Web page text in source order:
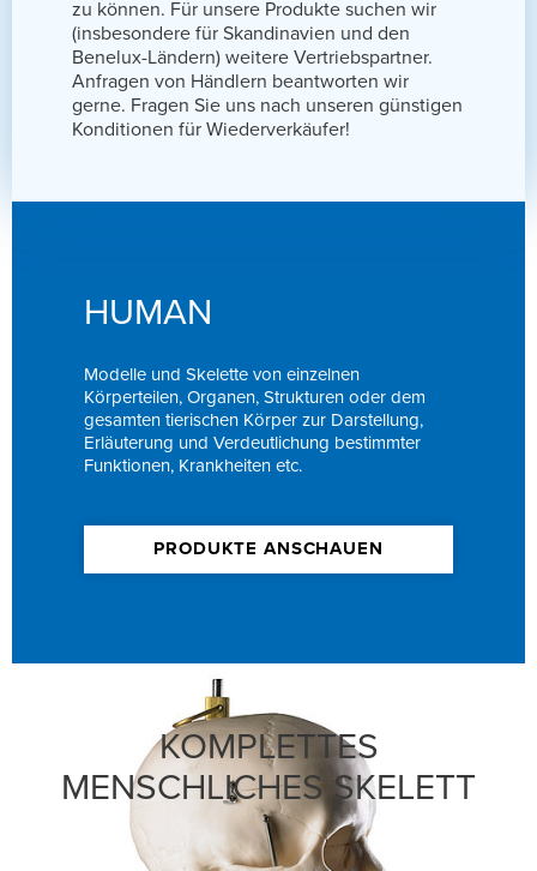
zu können. Für unsere Produkte suchen wir
(insbesondere für Skandinavien und den
Benelux-Ländern) weitere Vertriebspartner.
Anfragen von Händlern beantworten wir
gerne. Fragen Sie uns nach unseren günstigen
Konditionen für Wiederverkäufer!
HUMAN
Modelle und Skelette von einzelnen
Körperteilen, Organen, Strukturen oder dem
gesamten tierischen Körper zur Darstellung,
Erläuterung und Verdeutlichung bestimmter
Funktionen, Krankheiten etc.
PRODUKTE ANSCHAUEN
KOMPLETTES
MENSCHLICHES SKELETT